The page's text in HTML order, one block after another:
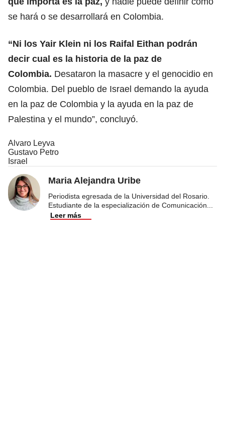
se hará o se desarrollará en Colombia.
“Ni los Yair Klein ni los Raifal Eithan podrán
decir cual es la historia de la paz de
Colombia. Desataron la masacre y el genocidio en
Colombia. Del pueblo de Israel demando la ayuda
en la paz de Colombia y la ayuda en la paz de
Palestina y el mundo”, concluyó.
Alvaro Leyva
Gustavo Petro
Israel
Maria Alejandra Uribe
Periodista egresada de la Universidad del Rosario.
Estudiante de la especialización de Comunicación
Leer más